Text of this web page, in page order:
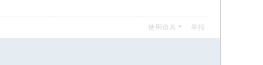
使用道具 举报